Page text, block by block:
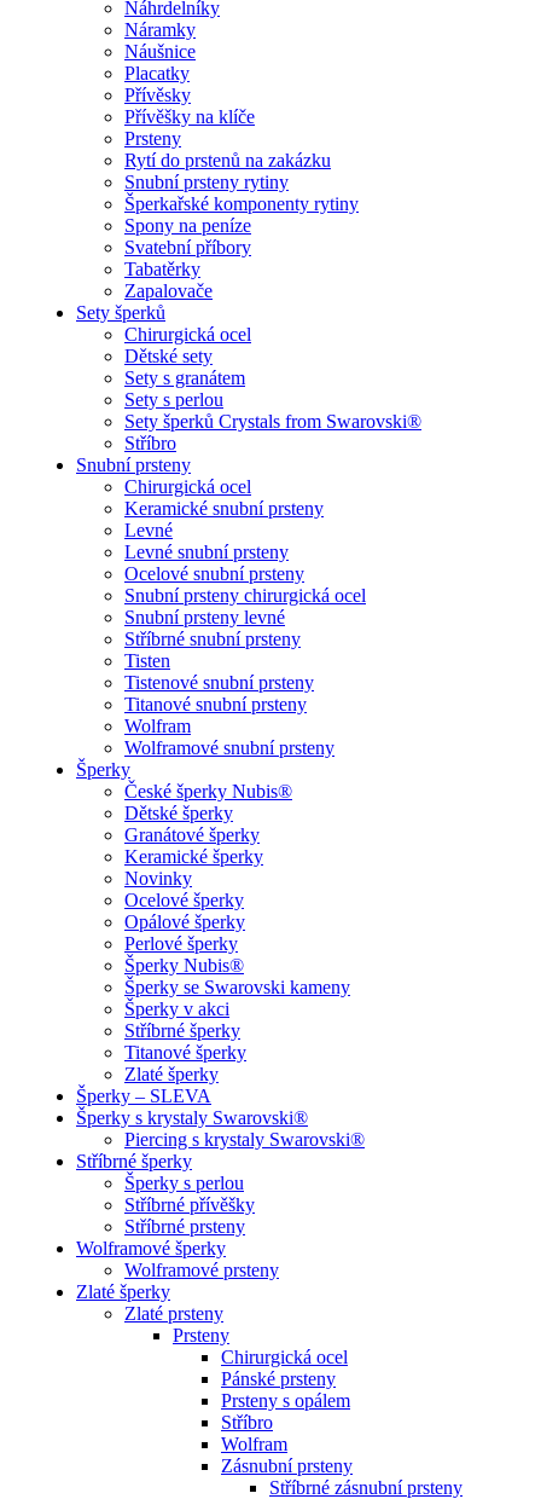
Náhrdelníky
Náramky
Náušnice
Placatky
Přívěsky
Přívěšky na klíče
Prsteny
Rytí do prstenů na zakázku
Snubní prsteny rytiny
Šperkařské komponenty rytiny
Spony na peníze
Svatební příbory
Tabatěrky
Zapalovače
Sety šperků
Chirurgická ocel
Dětské sety
Sety s granátem
Sety s perlou
Sety šperků Crystals from Swarovski®
Stříbro
Snubní prsteny
Chirurgická ocel
Keramické snubní prsteny
Levné
Levné snubní prsteny
Ocelové snubní prsteny
Snubní prsteny chirurgická ocel
Snubní prsteny levné
Stříbrné snubní prsteny
Tisten
Tistenové snubní prsteny
Titanové snubní prsteny
Wolfram
Wolframové snubní prsteny
Šperky
České šperky Nubis®
Dětské šperky
Granátové šperky
Keramické šperky
Novinky
Ocelové šperky
Opálové šperky
Perlové šperky
Šperky Nubis®
Šperky se Swarovski kameny
Šperky v akci
Stříbrné šperky
Titanové šperky
Zlaté šperky
Šperky – SLEVA
Šperky s krystaly Swarovski®
Piercing s krystaly Swarovski®
Stříbrné šperky
Šperky s perlou
Stříbrné přívěšky
Stříbrné prsteny
Wolframové šperky
Wolframové prsteny
Zlaté šperky
Zlaté prsteny
Prsteny
Chirurgická ocel
Pánské prsteny
Prsteny s opálem
Stříbro
Wolfram
Zásnubní prsteny
Stříbrné zásnubní prsteny